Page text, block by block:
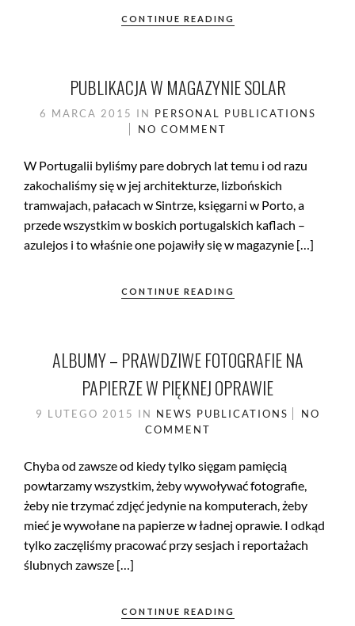
CONTINUE READING
PUBLIKACJA W MAGAZYNIE SOLAR
6 MARCA 2015 IN PERSONAL PUBLICATIONS
NO COMMENT
W Portugalii byliśmy pare dobrych lat temu i od razu
zakochaliśmy się w jej architekturze, lizbońskich
tramwajach, pałacach w Sintrze, księgarni w Porto, a
przede wszystkim w boskich portugalskich kaflach –
azulejos i to właśnie one pojawiły się w magazynie […]
CONTINUE READING
ALBUMY – PRAWDZIWE FOTOGRAFIE NA
PAPIERZE W PIĘKNEJ OPRAWIE
9 LUTEGO 2015 IN NEWS PUBLICATIONS
NO
COMMENT
Chyba od zawsze od kiedy tylko sięgam pamięcią
powtarzamy wszystkim, żeby wywoływać fotografie,
żeby nie trzymać zdjęć jedynie na komputerach, żeby
mieć je wywołane na papierze w ładnej oprawie. I odkąd
tylko zaczęliśmy pracować przy sesjach i reportażach
ślubnych zawsze […]
CONTINUE READING